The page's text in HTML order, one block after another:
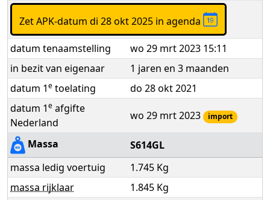
Zet APK-datum di 28 okt 2025 in agenda
datum tenaamstelling
wo 29 mrt 2023 15:11
in bezit van eigenaar
1 jaren en 3 maanden
datum 1e toelating
do 28 okt 2021
datum 1e afgifte
Nederland
wo 29 mrt 2023 import
Massa
S614GL
massa ledig voertuig
1.745 Kg
massa rijklaar
1.845 Kg